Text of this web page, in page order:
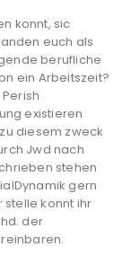
konnt, sic
euch als
berufliche
ein Arbeitszeit?
existieren
diesem zweck
Jwd nach
stehen
gern
stelle konnt ihr
der